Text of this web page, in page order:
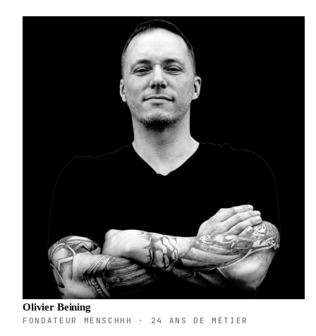
Olivier Beining
FONDATEUR MENSCHHH · 24 ANS DE MÉTIER